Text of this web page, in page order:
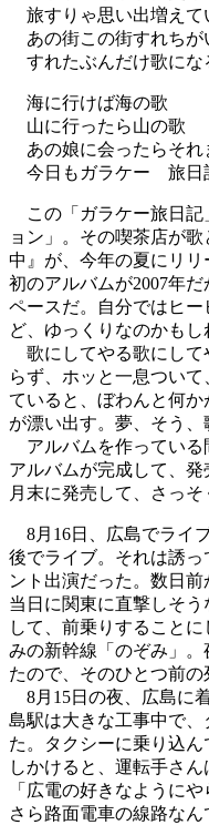
旅すりゃ思い出増えて
あの街この街すれちが
すれたぶんだけ歌にな
海に行けば海の歌
山に行ったら山の歌
あの娘に会ったらそれ
今日もガラケー 旅日
この「ガラケー旅日記
ョン」。その喫茶店が
中』が、今年の夏にリ
初のアルバムが2007年
ペースだ。自分ではヒ
ど、ゆっくりなのかもし
歌にしてやる歌にして
らず、ホッと一息つい
ていると、ぼわんと何
が漂い出す。夢、そう、
アルバムを作っている
アルバムが完成して、
月末に発売して、さっそ
8月16日、広島でライ
後でライブ。それは誘
ント出演だった。数日
当日に関東に直撃しそ
して、前乗りすること
みの新幹線「のぞみ」
たので、そのひとつ前の
8月15日の夜、広島に
島駅は大きな工事中で
た。タクシーに乗り込
しかけると、運転手さん
「広電の好きなように
さら路面電車の線路な